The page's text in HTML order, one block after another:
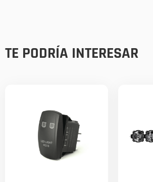
TE PODRÍA INTERESAR